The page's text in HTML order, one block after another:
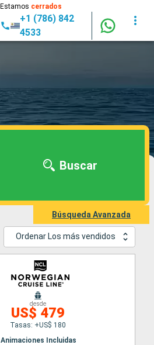
Estamos cerrados
+1 (786) 842
4533
Buscar
Búsqueda Avanzada
Ordenar Los más vendidos
desde
US$ 479
Tasas: +US$ 180
Animaciones Incluidas